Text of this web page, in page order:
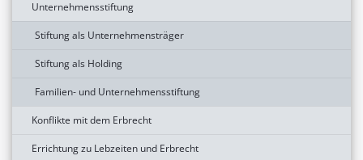
Unternehmensstiftung
Stiftung als Unternehmensträger
Stiftung als Holding
Familien- und Unternehmensstiftung
Konflikte mit dem Erbrecht
Errichtung zu Lebzeiten und Erbrecht